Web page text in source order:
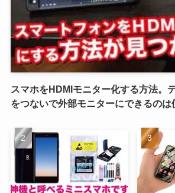
スマホをHDMIモニター化する方法。
をつないで外部モニターにできるのは